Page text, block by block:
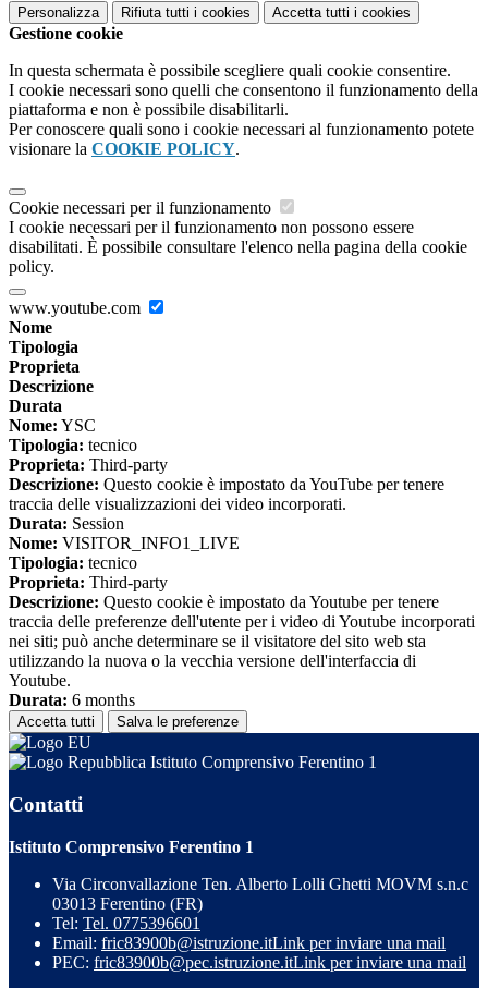
Personalizza Rifiuta tutti i cookies Accetta tutti i cookies
Gestione cookie
In questa schermata è possibile scegliere quali cookie consentire.
I cookie necessari sono quelli che consentono il funzionamento della
piattaforma e non è possibile disabilitarli.
Per conoscere quali sono i cookie necessari al funzionamento potete
visionare la COOKIE POLICY.
Cookie necessari per il funzionamento
I cookie necessari per il funzionamento non possono essere
disabilitati. È possibile consultare l'elenco nella pagina della cookie
policy.
www.youtube.com
Nome
Tipologia
Proprieta
Descrizione
Durata
Nome: YSC
Tipologia: tecnico
Proprieta: Third-party
Descrizione: Questo cookie è impostato da YouTube per tenere
traccia delle visualizzazioni dei video incorporati.
Durata: Session
Nome: VISITOR_INFO1_LIVE
Tipologia: tecnico
Proprieta: Third-party
Descrizione: Questo cookie è impostato da Youtube per tenere
traccia delle preferenze dell'utente per i video di Youtube incorporati
nei siti; può anche determinare se il visitatore del sito web sta
utilizzando la nuova o la vecchia versione dell'interfaccia di
Youtube.
Durata: 6 months
Accetta tutti Salva le preferenze
Istituto Comprensivo Ferentino 1
Contatti
Istituto Comprensivo Ferentino 1
Via Circonvallazione Ten. Alberto Lolli Ghetti MOVM s.n.c
03013 Ferentino (FR)
Tel: Tel. 0775396601
Email: fric83900b@istruzione.itLink per inviare una mail
PEC: fric83900b@pec.istruzione.itLink per inviare una mail